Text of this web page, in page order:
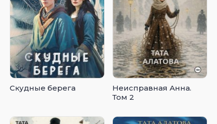
Скудные берега
Неисправная Анна.
Том 2